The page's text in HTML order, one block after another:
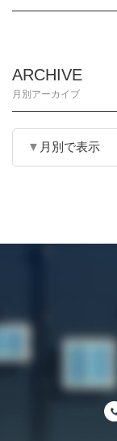
ARCHIVE
月別アーカイブ
月別で表示